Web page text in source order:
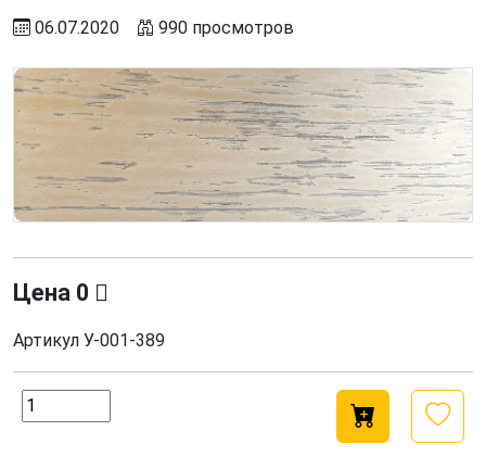
06.07.2020 990 просмотров
Цена 0
Артикул У-001-389